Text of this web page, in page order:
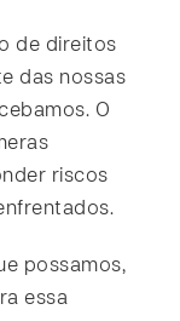
de direitos
das nossas
O
riscos
possamos,
essa